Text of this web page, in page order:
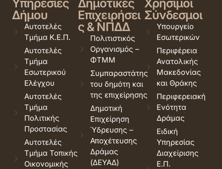
Υπηρεσίες
Δήμου
Αυτοτελές
Τμήμα Κ.Ε.Π.
Αυτοτελές
Τμήμα
Εσωτερικού
Ελέγχου
Αυτοτελές
Τμήμα
Πολιτικής
Προστασίας
Αυτοτελές
Τμήμα Τοπικής
Οικονομικής
Δημοτικές
Επιχειρήσει
ς & ΝΠΔΔ
Πολιτιστικός
Οργανισμός –
ΦΤΜΜ
Συμπαραστάτης
του δημότη και
της επιχείρησης
Δημοτική
Επιχείρηση
Ύδρευσης –
Αποχέτευσης
Δράμας
(ΔΕΥΑΔ)
Χρήσιμοι
Σύνδεσμοι
Υπουργείο
Εσωτερικών
Περιφέρεια
Ανατολικής
Μακεδονίας
και Θράκης
Περιφερειακή
Ενότητα
Δράμας
Ειδική
Υπηρεσίας
Διαχείρισης
Ε.Π.